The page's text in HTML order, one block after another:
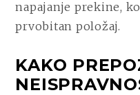
napajanje prekine,
prvobitan položaj.
KAKO